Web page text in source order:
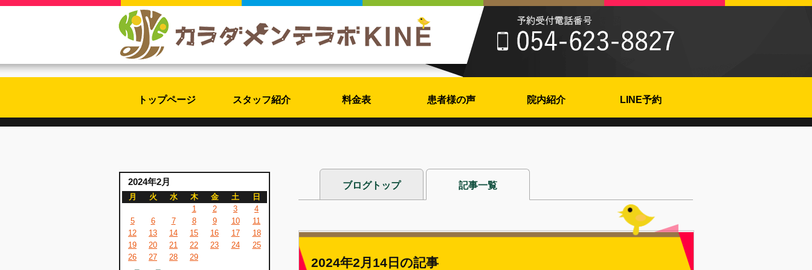
トップページ スタッフ紹介 料金表 患者様の声 院内紹介 LINE予約
ブログトップ 記事一覧
2024年2月14日の記事
2024年2月
月 火 水 木 金 土
日
1
2 3
4
5
6 7 8 9 10
11
12
13 14 15 16 17
18
19
20 21 22 23 24
25
26
27 28 29